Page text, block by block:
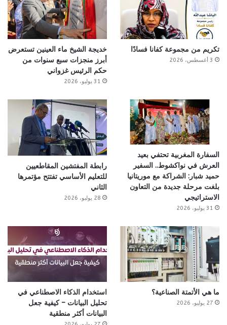
تكريم من مجموعة كفانا فسادًا
3 أغسطس، 2026
خديجة الشيخ ماء العينين تستعرض
أبرز منجزات سبع سنوات من
حكم الرئيس غزواني
31 يوليو، 2026
السفارة المغربية تحتفي بعيد
العرش في نواكشوط.. السفير
حميد شبار: الشراكة مع موريتانيا
بلغت مرحلة جديدة من التعاون
الاستراتيجي
31 يوليو، 2026
رابطة المفتشين المقاطعيين
للتعليم الأساسي تفتتح مؤتمرها
الثاني
28 يوليو، 2026
ما هي الأتمتة الصناعية؟
27 يوليو، 2026
استخدام الذكاء الاصطناعي في
تحليل البيانات – كيفية جعل
البيانات أكثر منطقية